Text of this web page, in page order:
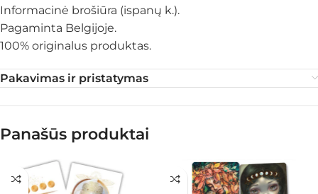
Informacinė brošiūra (ispanų k.).
Pagaminta Belgijoje.
100% originalus produktas.
Pakavimas ir pristatymas
Panašūs produktai